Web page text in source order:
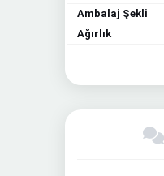
Ambalaj Şekli
Ağırlık